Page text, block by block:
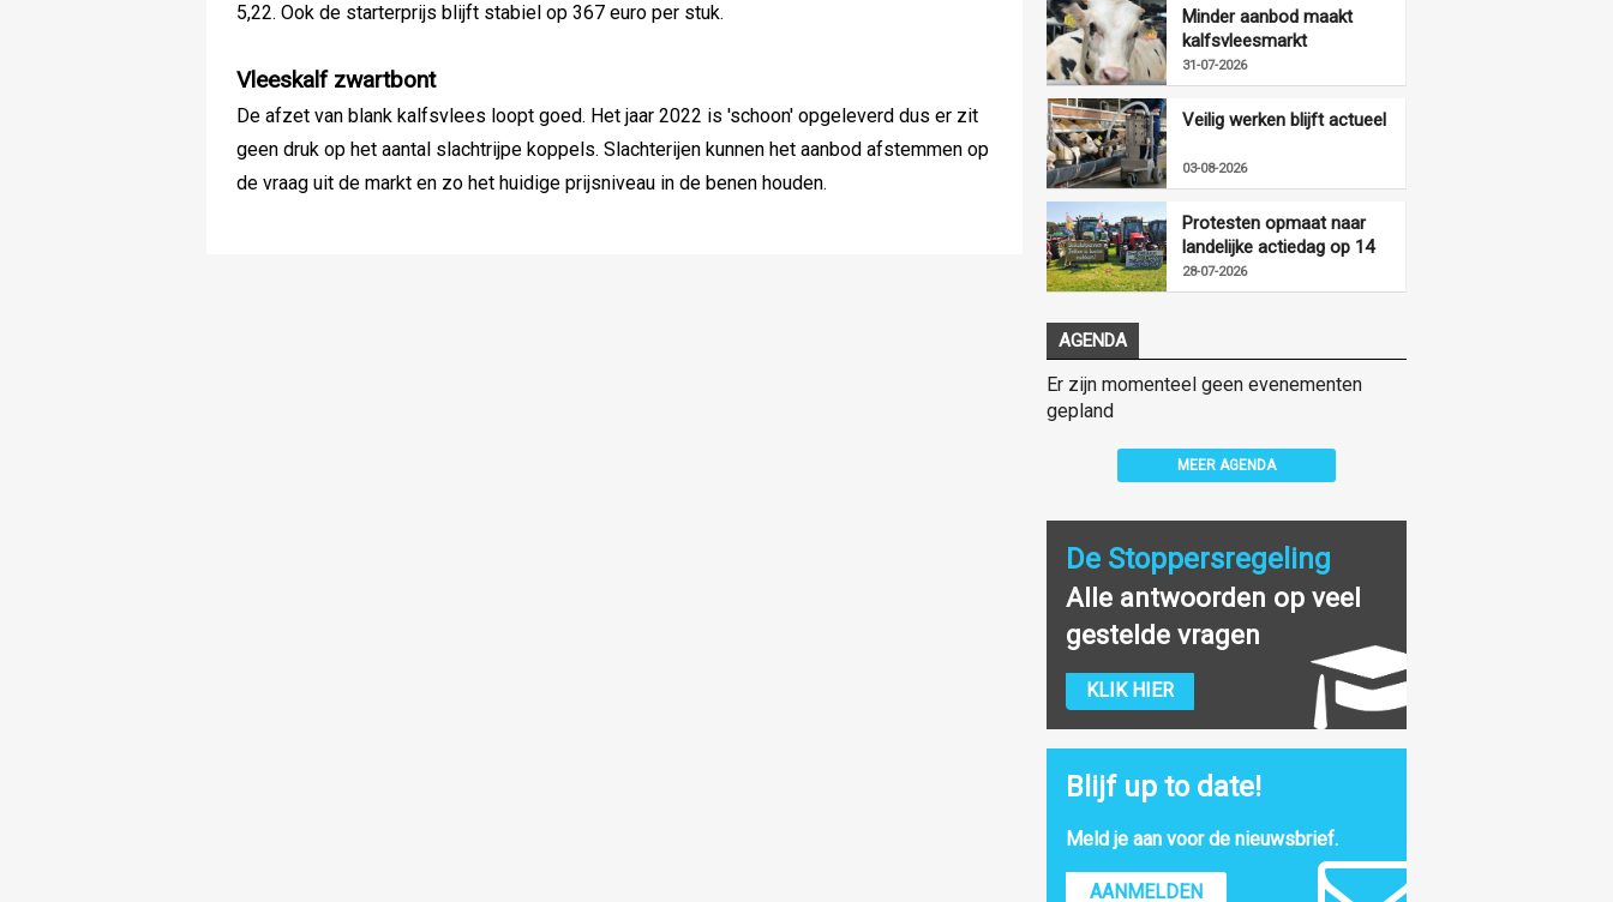
5,22. Ook de starterprijs blijft stabiel op 367 euro per stuk.
Vleeskalf zwartbont
De afzet van blank kalfsvlees loopt goed. Het jaar 2022 is 'schoon' opgeleverd dus er zit
geen druk op het aantal slachtrijpe koppels. Slachterijen kunnen het aanbod afstemmen op
de vraag uit de markt en zo het huidige prijsniveau in de benen houden.
Minder aanbod maakt
kalfsvleesmarkt
vriendelijker
31-07-2026
Veilig werken blijft actueel
03-08-2026
Protesten opmaat naar
landelijke actiedag op 14
augustus
28-07-2026
AGENDA
Er zijn momenteel geen evenementen
gepland
MEER AGENDA
De Stoppersregeling
Alle antwoorden op veel
gestelde vragen
KLIK HIER
Blijf up to date!
Meld je aan voor de nieuwsbrief.
AANMELDEN